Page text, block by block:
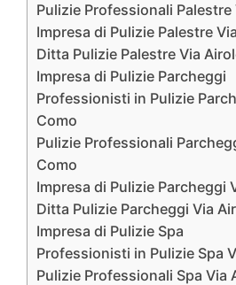
Pulizie Professionali
Impresa di Pulizie Palestre
Ditta Pulizie Palestre Via
Impresa di Pulizie Parcheggi
Professionisti in Pulizie
Como
Pulizie Professionali
Como
Impresa di Pulizie Parcheggi
Ditta Pulizie Parcheggi Via
Impresa di Pulizie Spa
Professionisti in Pulizie Spa
Pulizie Professionali Spa Via